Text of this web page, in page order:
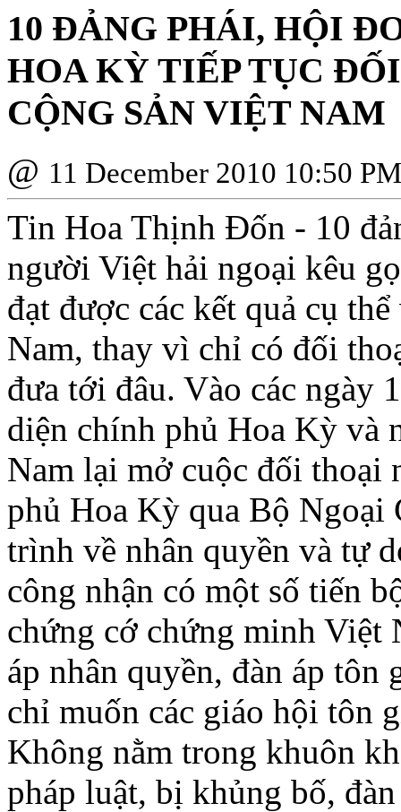
10 ÐẢNG PHÁI, HỘI
HOA KỲ TIẾP TỤC
CỘNG SẢN VIỆT NAM
@ 11 December 2010 10:50 PM
Tin Hoa Thịnh Ðốn - 10
người Việt hải ngoại kêu
đạt được các kết quả cụ
Nam, thay vì chỉ có đối
đưa tới đâu. Vào các ngày
diện chính phủ Hoa Kỳ và
Nam lại mở cuộc đối thoại
phủ Hoa Kỳ qua Bộ Ngoại
trình về nhân quyền và tự
công nhận có một số tiến
chứng cớ chứng minh Việt
áp nhân quyền, đàn áp
chỉ muốn các giáo hội tôn
Không nằm trong khuôn
pháp luật, bị khủng bố,